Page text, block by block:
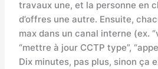
travaux une, et la personne en
d’offres une autre. Ensuite,
max dans un canal interne (ex.
“mettre à jour CCTP type”,
Dix minutes, pas plus, sinon ça